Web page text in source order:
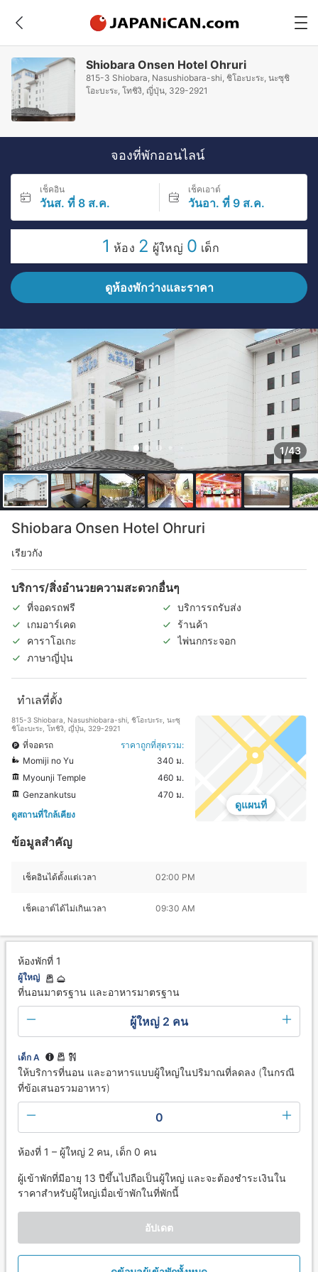
Shiobara Onsen Hotel Ohruri
815-3 Shiobara, Nasushiobara-shi, ชิโอะบะระ, นะซุชิ
โอะบะระ, โทชิงิ, ญี่ปุ่น, 329-2921
จองที่พักออนไลน์
เช็คอิน
วันส. ที่ 8 ส.ค.
เช็คเอาต์
วันอา. ที่ 9 ส.ค.
1 ห้อง 2 ผู้ใหญ่ 0 เด็ก
ดูห้องพักว่างและราคา
1/43
Shiobara Onsen Hotel Ohruri
เรียวกัง
บริการ/สิ่งอำนวยความสะดวกอื่นๆ
ที่จอดรถฟรี
บริการรถรับส่ง
เกมอาร์เคด
ร้านค้า
คาราโอเกะ
ไพ่นกกระจอก
ภาษาญี่ปุ่น
ทำเลที่ตั้ง
815-3 Shiobara, Nasushiobara-shi, ชิโอะบะระ, นะซุ
ชิโอะบะระ, โทชิงิ, ญี่ปุ่น, 329-2921
ที่จอดรถ
ราคาถูกที่สุดรวม:
Momiji no Yu
340 ม.
Myounji Temple
460 ม.
Genzankutsu
470 ม.
ดูสถานที่ใกล้เคียง
ดูแผนที่
ข้อมูลสำคัญ
เช็คอินได้ตั้งแต่เวลา 02:00 PM
เช็คเอาต์ได้ไม่เกินเวลา 09:30 AM
ห้องพักที่ 1
ผู้ใหญ่
ที่นอนมาตรฐาน และอาหารมาตรฐาน
ผู้ใหญ่ 2 คน
เด็ก A
ให้บริการที่นอน และอาหารแบบผู้ใหญ่ในปริมาณที่ลดลง (ในกรณี
ที่ข้อเสนอรวมอาหาร)
0
ห้องที่ 1 – ผู้ใหญ่ 2 คน, เด็ก 0 คน
ผู้เข้าพักที่มีอายุ 13 ปีขึ้นไปถือเป็นผู้ใหญ่ และจะต้องชำระเงินใน
ราคาสำหรับผู้ใหญ่เมื่อเข้าพักในที่พักนี้
อัปเดต